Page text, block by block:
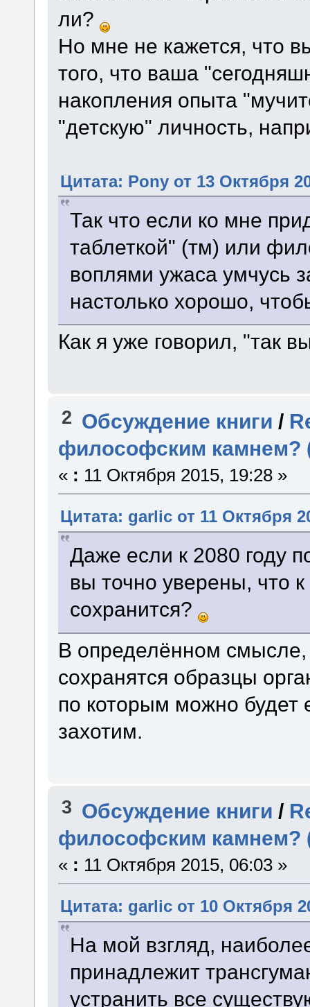
ли?
Но мне не кажется, что
того, что ваша
накопления опыта
"детскую" личность,
Цитата: Pony от 13 Октября
Так что если ко мне
таблеткой" (тм) или
воплями ужаса умчусь
настолько хорошо,
Как я уже говорил, "так
2 Обсуждение книги /
философским камнем?
« : 11 Октября 2015, 19:28 »
Цитата: garlic от 11 Октября
Даже если к 2080 году
вы точно уверены, что
сохранится?
В определённом
сохранятся образцы
по которым можно будет
захотим.
3 Обсуждение книги /
философским камнем?
« : 11 Октября 2015, 06:03 »
Цитата: garlic от 10 Октября
На мой взгляд,
принадлежит
устранить все